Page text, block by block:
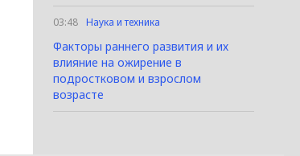
03:48 Наука и техника
Факторы раннего развития и их
влияние на ожирение в
подростковом и взрослом
возрасте